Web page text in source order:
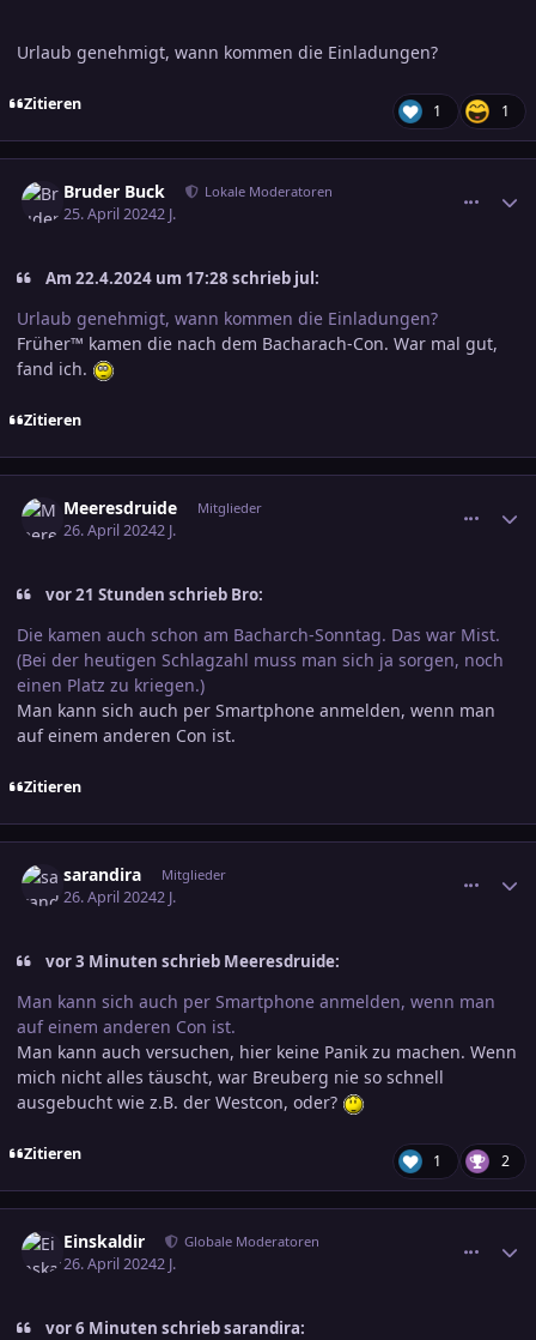
Urlaub genehmigt, wann kommen die Einladungen?
Zitieren 1 1
Bruder Buck Lokale Moderatoren
25. April 20242 J.
Am 22.4.2024 um 17:28 schrieb jul:
Urlaub genehmigt, wann kommen die Einladungen?
Früher™ kamen die nach dem Bacharach-Con. War mal gut,
fand ich.
Zitieren
Meeresdruide Mitglieder
26. April 20242 J.
vor 21 Stunden schrieb Bro:
Die kamen auch schon am Bacharch-Sonntag. Das war Mist.
(Bei der heutigen Schlagzahl muss man sich ja sorgen, noch
einen Platz zu kriegen.)
Man kann sich auch per Smartphone anmelden, wenn man
auf einem anderen Con ist.
Zitieren
sarandira Mitglieder
26. April 20242 J.
vor 3 Minuten schrieb Meeresdruide:
Man kann sich auch per Smartphone anmelden, wenn man
auf einem anderen Con ist.
Man kann auch versuchen, hier keine Panik zu machen. Wenn
mich nicht alles täuscht, war Breuberg nie so schnell
ausgebucht wie z.B. der Westcon, oder?
Zitieren 1 2
Einskaldir Globale Moderatoren
26. April 20242 J.
vor 6 Minuten schrieb sarandira: